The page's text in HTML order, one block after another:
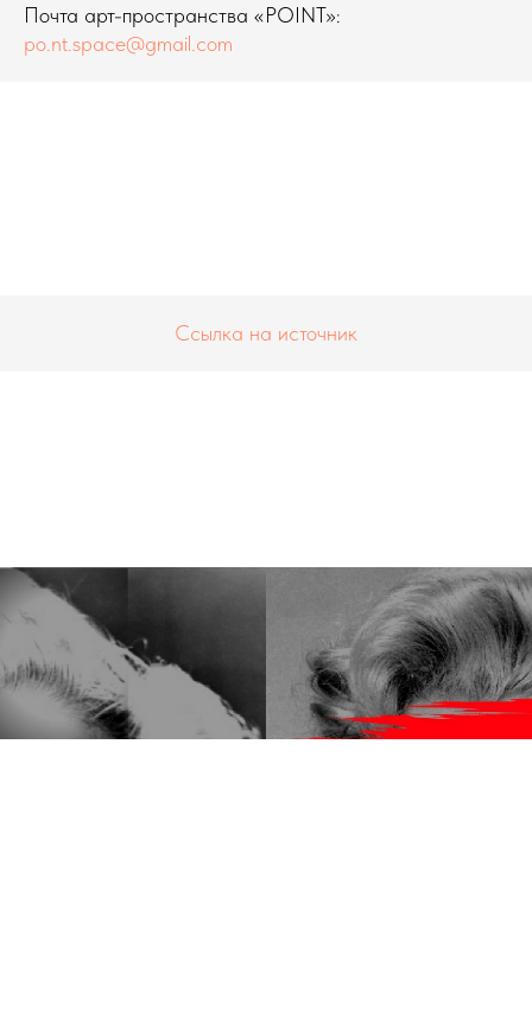
Почта арт-пространства «POINT»:
po.nt.space@gmail.com
Ссылка на источник